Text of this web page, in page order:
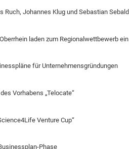
Johannes Klug und Sebastian Sebald
laden zum Regionalwettbewerb ein
für Unternehmensgründungen
Vorhabens „Telocate“
Venture Cup“
Phase